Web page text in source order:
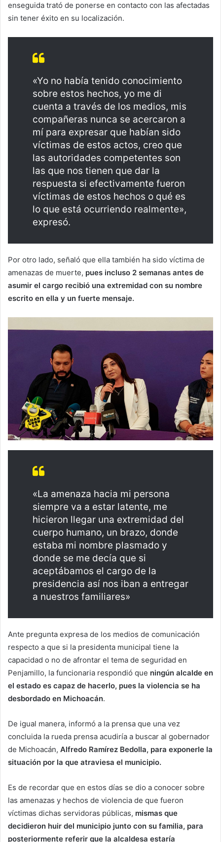
enseguida trató de ponerse en contacto con las afectadas
sin tener éxito en su localización.
«Yo no había tenido conocimiento
sobre estos hechos, yo me di
cuenta a través de los medios, mis
compañeras nunca se acercaron a
mí para expresar que habían sido
víctimas de estos actos, creo que
las autoridades competentes son
las que nos tienen que dar la
respuesta si efectivamente fueron
víctimas de estos hechos o qué es
lo que está ocurriendo realmente»,
expresó.
Por otro lado, señaló que ella también ha sido víctima de
amenazas de muerte, pues incluso 2 semanas antes de
asumir el cargo recibió una extremidad con su nombre
escrito en ella y un fuerte mensaje.
«La amenaza hacia mi persona
siempre va a estar latente, me
hicieron llegar una extremidad del
cuerpo humano, un brazo, donde
estaba mi nombre plasmado y
donde se me decía que si
aceptábamos el cargo de la
presidencia así nos iban a entregar
a nuestros familiares»
Ante pregunta expresa de los medios de comunicación
respecto a que si la presidenta municipal tiene la
capacidad o no de afrontar el tema de seguridad en
Penjamillo, la funcionaria respondió que ningún alcalde en
el estado es capaz de hacerlo, pues la violencia se ha
desbordado en Michoacán.
De igual manera, informó a la prensa que una vez
concluida la rueda prensa acudiría a buscar al gobernador
de Michoacán, Alfredo Ramírez Bedolla, para exponerle la
situación por la que atraviesa el municipio.
Es de recordar que en estos días se dio a conocer sobre
las amenazas y hechos de violencia de que fueron
víctimas dichas servidoras públicas, mismas que
decidieron huir del municipio junto con su familia, para
posteriormente referir que la alcaldesa estaría